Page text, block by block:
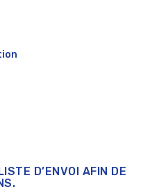
D’ENVOI AFIN DE